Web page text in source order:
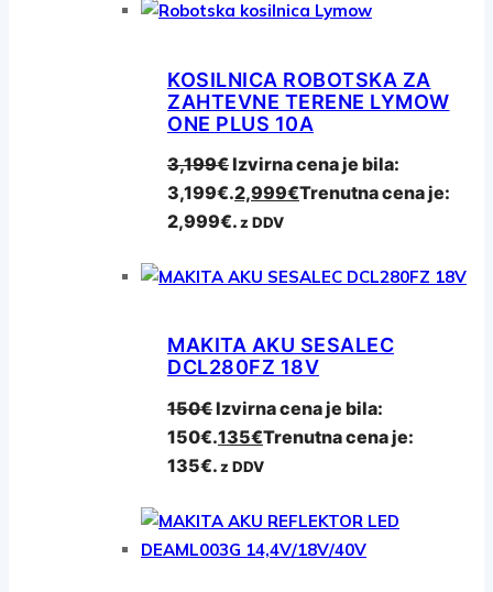
KOSILNICA ROBOTSKA ZA
ZAHTEVNE TERENE LYMOW
ONE PLUS 10A
3,199€Izvirna cena je bila:
3,199€.2,999€Trenutna cena je:
2,999€.z DDV
MAKITA AKU SESALEC
DCL280FZ 18V
150€Izvirna cena je bila:
150€.135€Trenutna cena je:
135€.z DDV